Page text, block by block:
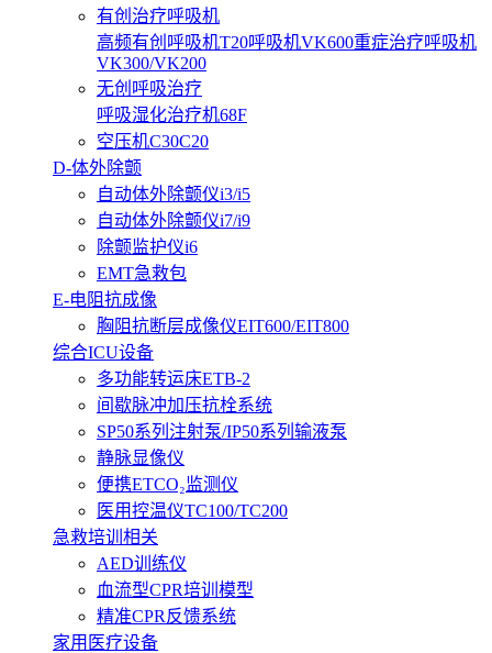
有创治疗呼吸机
高频有创呼吸机T20呼吸机VK600重症治疗呼吸机
VK300/VK200
无创呼吸治疗
呼吸湿化治疗机68F
空压机C30C20
D-体外除颤
自动体外除颤仪i3/i5
自动体外除颤仪i7/i9
除颤监护仪i6
EMT急救包
E-电阻抗成像
胸阻抗断层成像仪EIT600/EIT800
综合ICU设备
多功能转运床ETB-2
间歇脉冲加压抗栓系统
SP50系列注射泵/IP50系列输液泵
静脉显像仪
便携ETCO₂监测仪
医用控温仪TC100/TC200
急救培训相关
AED训练仪
血流型CPR培训模型
精准CPR反馈系统
家用医疗设备